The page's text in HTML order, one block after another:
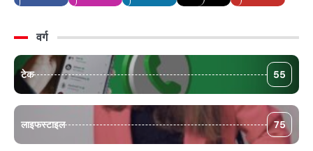
वर्ग
टेक 55
लाइफस्टाइल 75